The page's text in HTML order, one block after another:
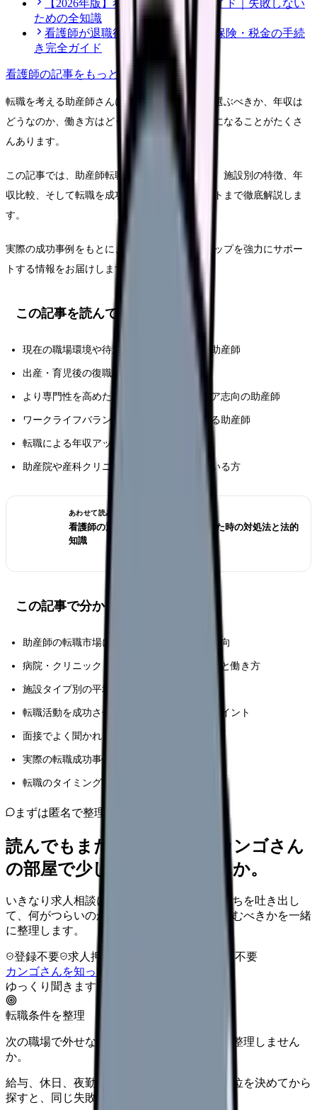
【2026年版】看護師転職の完全ガイド｜失敗しない
ための全知識
看護師が退職後にやるべき年金・保険・税金の手続
き完全ガイド
看護師の記事をもっと見る
転職を考える助産師さんにとって、どの施設を選ぶべきか、年収は
どうなのか、働き方はどう変わるのかなど、気になることがたくさ
んあります。
この記事では、助産師転職市場の最新動向から、施設別の特徴、年
収比較、そして転職を成功させるためのポイントまで徹底解説しま
す。
実際の成功事例をもとに、あなたのキャリアアップを強力にサポー
トする情報をお届けします。
この記事を読んでほしい人
現在の職場環境や待遇に不満を感じている助産師
出産・育児後の復職を考えている助産師
より専門性を高めたいと考えているキャリア志向の助産師
ワークライフバランスの改善を目指している助産師
転職による年収アップを検討している方
助産院や産科クリニックへの転職を考えている方
あわせて読みたい
看護師の退職交渉術｜引き止められた時の対処法と法的
知識
この記事で分かること
助産師の転職市場における最新動向と求人傾向
病院・クリニック・助産院など施設別の特徴と働き方
施設タイプ別の平均年収と待遇の比較データ
転職活動を成功させるための具体的な準備ポイント
面接でよく聞かれる質問と効果的な回答例
実際の転職成功事例と年収アップ実績
転職のタイミングと適切な経験年数の目安
まずは匿名で整理
読んでもまだ苦しいなら、カンゴさん
の部屋で少し話してみませんか。
いきなり求人相談には進みません。今の気持ちを吐き出し
て、何がつらいのか、辞めるべきか、少し休むべきかを一緒
に整理します。
登録不要 求人押し売りなし
病院名は入力不要
カンゴさんを知ってから相談する
ゆっくり聞きます
転職条件を整理
次の職場で外せない条件を、求人を見る前に整理しません
か。
給与、休日、夜勤、通勤、人間関係。優先順位を決めてから
探すと、同じ失敗を繰り返しにくくなります。